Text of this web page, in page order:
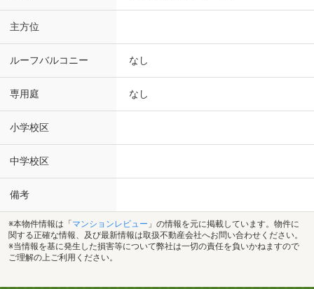
主方位
ルーフバルコニー なし
専用庭 なし
小学校区
中学校区
備考
※本物件情報は「 マンションレビュー 」の情報を元に掲載しています。物件に
関する正確な情報、及び最新情報は取扱不動産会社へお問い合わせください。
※当情報を基に発生した損害等について弊社は一切の責任を負いかねますので
ご理解の上ご利用ください。